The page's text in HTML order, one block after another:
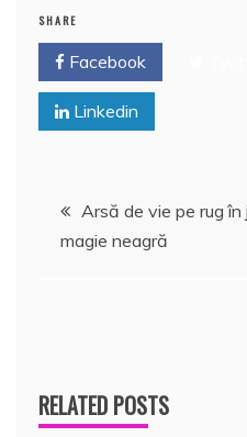
SHARE
Facebook
Linkedin
Navigare
în
Arsă de vie pe rug
magie neagră
RELATED POSTS